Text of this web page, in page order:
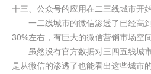
十三、公众号的应用在二三线城市开
一二线城市的微信渗透了已经高
30%左右，有巨大的微信营销市场空间
虽然没有官方数据对三四五线城市
是从微信的渗透了也能看出这些城市